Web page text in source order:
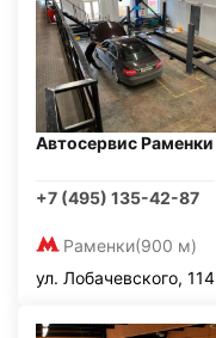
Автосервис Раменки
+7 (495) 135-42-87
Раменки(900 м)
ул. Лобачевского, 114